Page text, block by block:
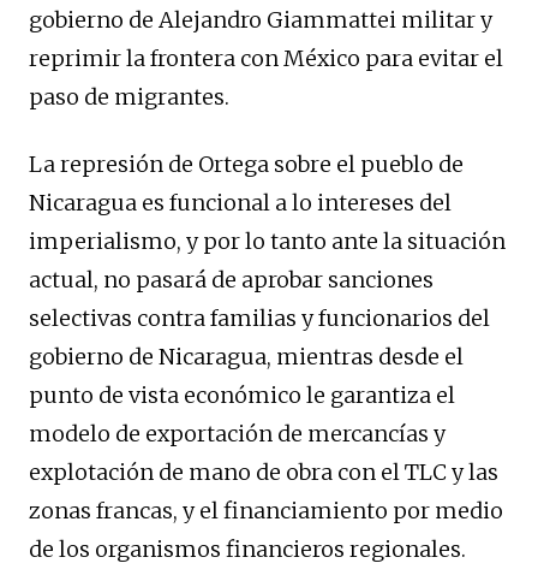
gobierno de Alejandro Giammattei militar y
reprimir la frontera con México para evitar el
paso de migrantes.
La represión de Ortega sobre el pueblo de
Nicaragua es funcional a lo intereses del
imperialismo, y por lo tanto ante la situación
actual, no pasará de aprobar sanciones
selectivas contra familias y funcionarios del
gobierno de Nicaragua, mientras desde el
punto de vista económico le garantiza el
modelo de exportación de mercancías y
explotación de mano de obra con el TLC y las
zonas francas, y el financiamiento por medio
de los organismos financieros regionales.